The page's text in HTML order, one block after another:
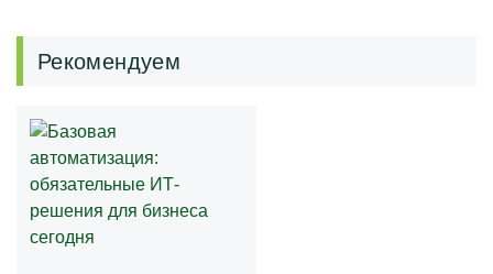
Рекомендуем